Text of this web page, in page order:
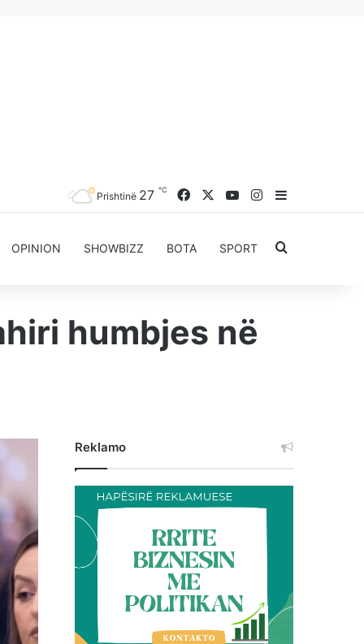
Prishtinë 27 ℃ FacebookYouTubeInstagram
Sidebar
OPINION SHOWBIZZ BOTA SPORT Kërkoni
humbjes në
Reklamo